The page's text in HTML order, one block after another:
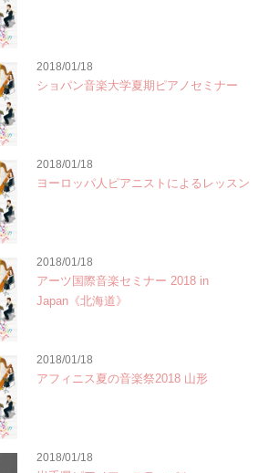
2018/01/18
ショパン音楽大学夏期ピアノセミナー
2018/01/18
ヨーロッパ人ピアニストによるレッスン
2018/01/18
アーツ国際音楽セミナー 2018 in
Japan《北海道》
2018/01/18
アフィニス夏の音楽祭2018 山形
2018/01/18